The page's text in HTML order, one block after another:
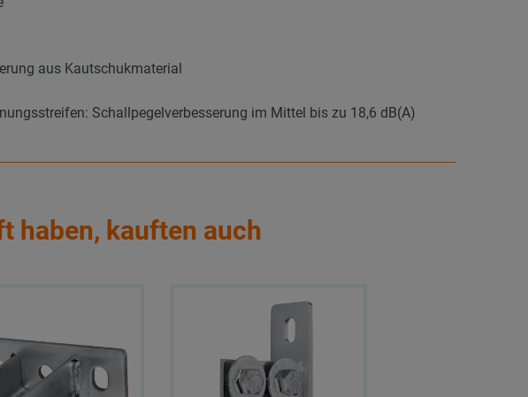
aus Kautschukmaterial
Schallpegelverbesserung im Mittel bis zu 18,6 dB(A)
haben, kauften auch